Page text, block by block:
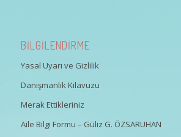
BİLGİLENDİRME
Yasal Uyarı ve Gizlilik
Danışmanlık Kılavuzu
Merak Ettikleriniz
Aile Bilgi Formu – Güliz G. ÖZSARUHAN